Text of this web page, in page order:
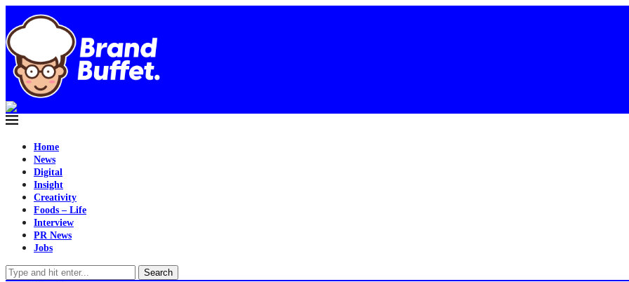
Home
News
Digital
Insight
Creativity
Foods – Life
Interview
PR News
Jobs
Search